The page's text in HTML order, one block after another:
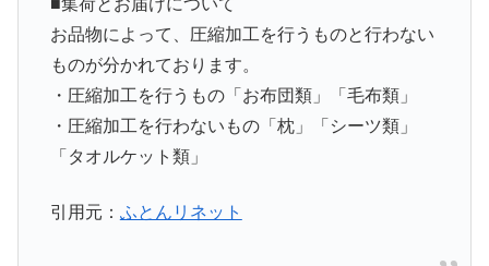
■集荷とお届けについて
お品物によって、圧縮加工を行うものと行わない
ものが分かれております。
・圧縮加工を行うもの「お布団類」「毛布類」
・圧縮加工を行わないもの「枕」「シーツ類」
「タオルケット類」
引用元： ふとんリネット